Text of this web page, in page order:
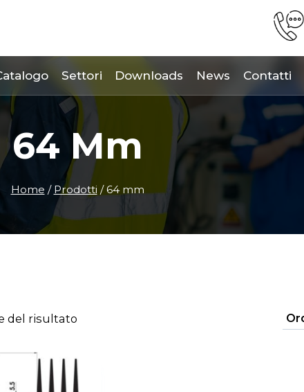
Settori Downloads News Contatti
64 Mm
Home / Prodotti / 64 mm
del risultato